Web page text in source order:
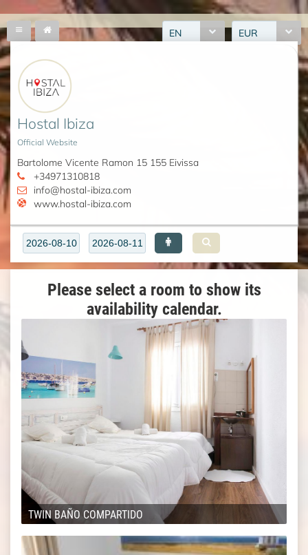
EN EUR
Hostal Ibiza
Official Website
Bartolome Vicente Ramon 15 155 Eivissa
+34971310818
info@hostal-ibiza.com
www.hostal-ibiza.com
Please select a room to show its
availability calendar.
TWIN BAÑO COMPARTIDO